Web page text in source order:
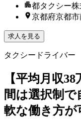
都タクシー
京都府京都市
求人を見る
タクシードライバー
【平均月収
間は選択制
軟な働き方